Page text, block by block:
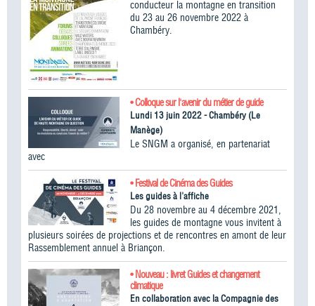
conducteur la montagne en transition
du 23 au 26 novembre 2022 à
Chambéry.
• Colloque sur l'avenir du métier de guide
Lundi 13 juin 2022 - Chambéry (Le
Manège)
Le SNGM a organisé, en partenariat
avec
• Festival de Cinéma des Guides
Les guides à l'affiche
Du 28 novembre au 4 décembre 2021,
les guides de montagne vous invitent à
plusieurs soirées de projections et de rencontres en amont de leur
Rassemblement annuel à Briançon.
• Nouveau : livret Guides et changement
climatique
En collaboration avec la Compagnie des